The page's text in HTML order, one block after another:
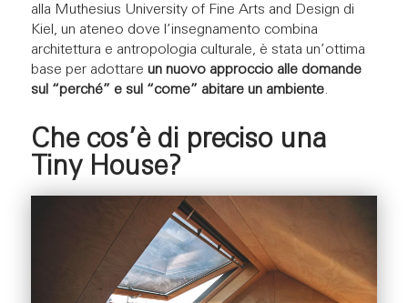
alla Muthesius University of Fine Arts and Design di
Kiel, un ateneo dove l’insegnamento combina
architettura e antropologia culturale, è stata un’ottima
base per adottare un nuovo approccio alle domande
sul “perché” e sul “come” abitare un ambiente.
Che cos’è di preciso una
Tiny House?